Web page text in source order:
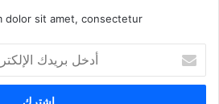
dolor sit amet, consectetur.
خ